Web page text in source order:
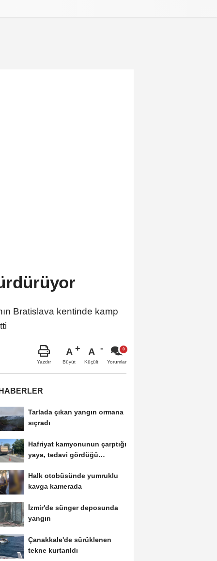
Bratislava kentinde kamp
Yazdır
A
Büyüt
A
Küçült Yorumlar
Tarlada çıkan yangın ormana
sıçradı
Hafriyat kamyonunun çarptığı
yaya, tedavi gördüğü
Halk otobüsünde yumruklu
kavga kamerada
İzmir'de sünger deposunda
yangın
Çanakkale'de sürüklenen
tekne kurtarıldı